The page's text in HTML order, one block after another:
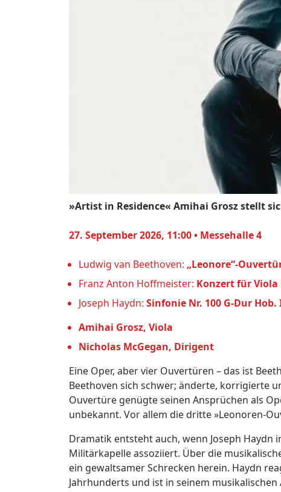
»Artist in Residence« Amihai Grosz stellt
27. September 2026, 11:00 • Messehalle 4
Ludwig van Beethoven: „Leonore“-
Franz Anton Hoffmeister: Konzert für Viola
Joseph Haydn: Sinfonie Nr. 100 G-Dur
Amihai Grosz, Viola
Nicholas McGegan, Dirigent
Eine Oper, aber vier Ouvertüren – das ist
Beethoven sich schwer; änderte, korrigierte
Ouvertüre genügte seinen Ansprüchen als
unbekannt. Vor allem die dritte »Leonoren-
Dramatik entsteht auch, wenn Joseph
Militärkapelle assoziiert. Über die
ein gewaltsamer Schrecken herein. Haydn
Jahrhunderts und ist in seinem